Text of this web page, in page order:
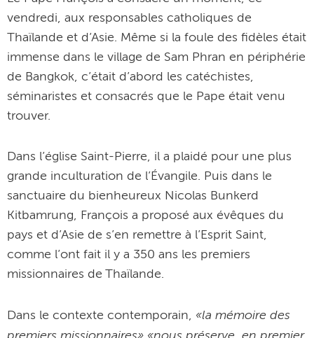
vendredi, aux responsables catholiques de
Thaïlande et d’Asie. Même si la foule des fidèles était
immense dans le village de Sam Phran en périphérie
de Bangkok, c’était d’abord les catéchistes,
séminaristes et consacrés que le Pape était venu
trouver.
Dans l’église Saint-Pierre, il a plaidé pour une plus
grande inculturation de l’Évangile. Puis dans le
sanctuaire du bienheureux Nicolas Bunkerd
Kitbamrung, François a proposé aux évêques du
pays et d’Asie de s’en remettre à l’Esprit Saint,
comme l’ont fait il y a 350 ans les premiers
missionnaires de Thaïlande.
Dans le contexte contemporain, «la mémoire des